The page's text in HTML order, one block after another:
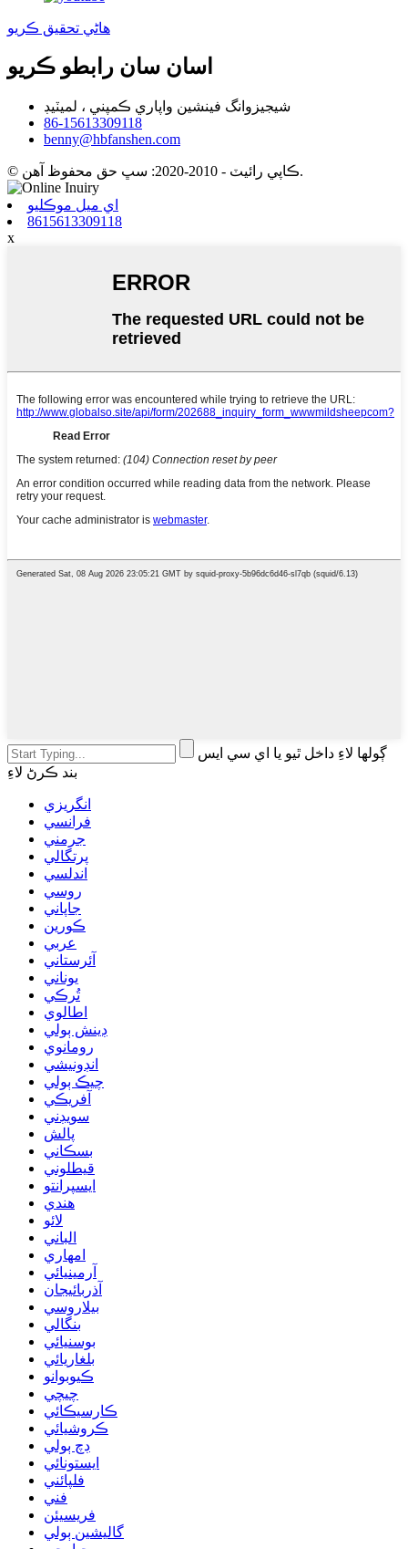
هاڻي تحقيق ڪريو
اسان سان رابطو ڪريو
شيجيزوانگ فينشين واپاري ڪمپني ، لميٽيڊ
86-15613309118
benny@hbfanshen.com
© ڪاپي رائيٽ - 2010-2020: سڀ حق محفوظ آهن.
اي ميل موڪليو
8615613309118
x
ڳولھا لاءِ داخل ٿيو يا اي سي ايس
بند ڪرڻ لاءِ
انگريزي
فرانسي
جرمني
پرتگالي
اندلسي
روسي
جاپاني
ڪورين
عربي
آئرستاني
يوناني
تُرڪي
اطالوي
ڊينش ٻولي
رومانوي
انڊونيشي
چيڪ ٻولي
آفريڪي
سويڊني
پالش
بسڪاني
قيطلوني
ايسپرانتو
هندي
لائو
الباني
امهاري
آرمينيائي
آذربائيجان
بيلاروسي
بنگالي
بوسنيائي
بلغاريائي
ڪيوبوانو
چيچي
ڪارسيڪائي
ڪروشيائي
ڊچ ٻولي
ايستونائي
فلپائني
فني
فريسيئن
گاليشين ٻولي